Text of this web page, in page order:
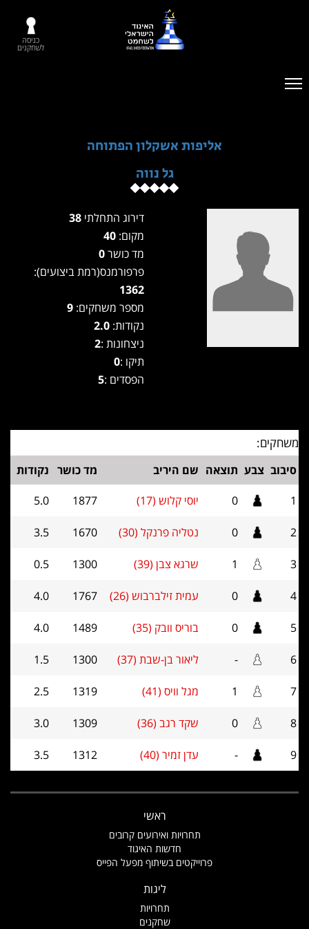
כניסה
לשחקנים
אליפות אשקלון הפתוחה
גל נווה
דירוג התחלתי
מקום:
מד כושר
פרפורמנס(רמת ביצועים):
1362
מספר משחקים:
נקודות: 2.0
ניצחונות :2
תיקו :0
הפסדים :5
משחקים:
סיבוב צבע תוצאה שם היריב מד כושר נקודות
1
0 יוסי קלוש (17) 1877
5.0
2
0 נטליה פרנקל (30) 1670
3.5
3
1 שרגא צבן (39) 1300
0.5
4
0 עמית זילברבוש (26) 1767
4.0
5
0 בוריס וובק (35) 1489
4.0
6
- ליאור בן-שבת (37) 1300
1.5
7
1 מגל וויס (41) 1319
2.5
8
0 שקד רגב (36) 1309
3.0
9
- עדן זמיר (40) 1312
3.5
ראשי
תחרויות ואירועים קרובים
חדשות האיגוד
פרוייקטים בשיתוף מפעל הפייס
ליגות
תחרויות
שחקנים